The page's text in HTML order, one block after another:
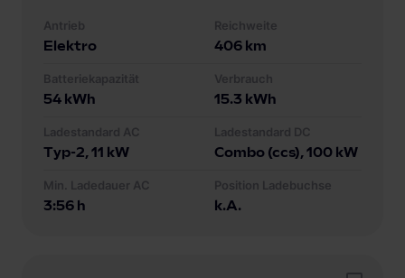
Antrieb
Elektro
Reichweite
406 km
Batteriekapazität
54 kWh
Verbrauch
15.3 kWh
Ladestandard AC
Typ-2, 11 kW
Ladestandard DC
Combo (ccs), 100 kW
Min. Ladedauer AC
3:56 h
Position Ladebuchse
k.A.